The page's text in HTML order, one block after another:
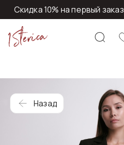
Скидка 10% на первый заказ
Назад